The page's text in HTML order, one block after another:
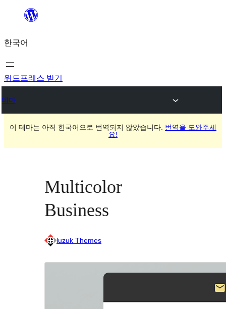
츠
로
바
가
한국어
워드프레스 받기
테마
이 테마는 아직 한국어으로 번역되지 않았습니다. 번역을 도와주세
요!
Multicolor
Business
luzuk Themes